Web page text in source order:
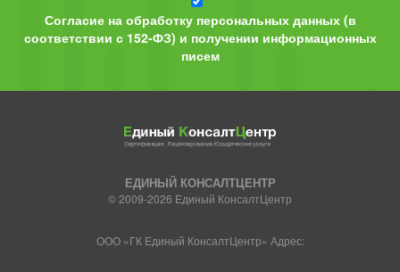
Согласие на обработку персональных данных (в
соответствии с 152-ФЗ) и получении информационных
писем
ЕДИНЫЙ КОНСАЛТЦЕНТР
© 2009-2026 Единый КонсалтЦентр
ООО «ГК Единый КонсалтЦентр» Адрес: